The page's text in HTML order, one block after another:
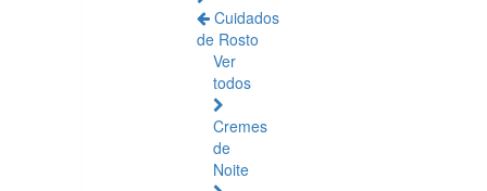
Cuidados
de Rosto
Ver
todos
Cremes
de
Noite